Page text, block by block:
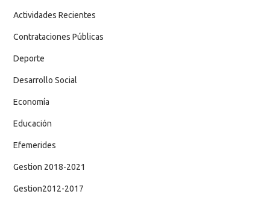
Actividades Recientes
Contrataciones Públicas
Deporte
Desarrollo Social
Economía
Educación
Efemerides
Gestion 2018-2021
Gestion2012-2017